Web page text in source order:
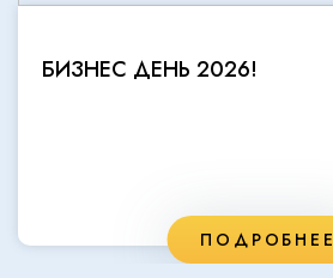
БИЗНЕС ДЕНЬ 2026!
ПОДРОБНЕЕ